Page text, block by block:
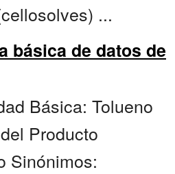
...
básica de datos de
Básica: Tolueno
Producto
Sinónimos: